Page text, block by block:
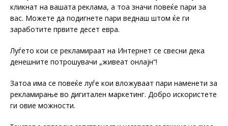
кликнат на вашата реклама, а тоа значи повеќе пари за
вас. Можете да подигнете пари веднаш штом ќе ги
заработите првите десет евра.
Луѓето кои се рекламираат на Интернет се свесни дека
денешните потрошувачи „живеат онлајн“!
Затоа има се повеќе луѓе кои вложуваат пари наменети за
рекламирање во дигитален маркетинг. Добро искористете
ги овие можности.